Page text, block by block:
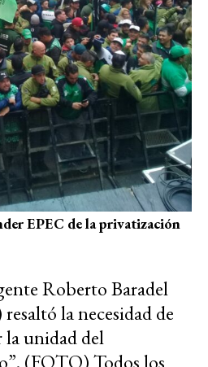
EPEC de la privatización
Roberto Baradel
la necesidad de
la unidad del
(FOTO) Todos los